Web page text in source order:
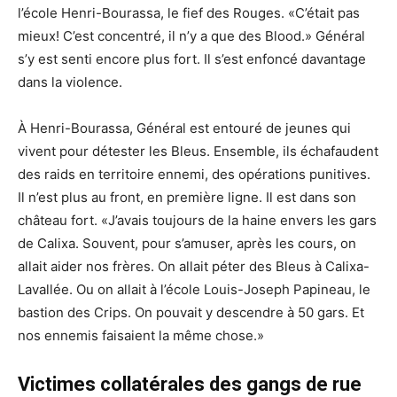
l’école Henri-Bourassa, le fief des Rouges. «C’était pas
mieux! C’est concentré, il n’y a que des Blood.» Général
s’y est senti encore plus fort. Il s’est enfoncé davantage
dans la violence.
À Henri-Bourassa, Général est entouré de jeunes qui
vivent pour détester les Bleus. Ensemble, ils échafaudent
des raids en territoire ennemi, des opérations punitives.
Il n’est plus au front, en première ligne. Il est dans son
château fort. «J’avais toujours de la haine envers les gars
de Calixa. Souvent, pour s’amuser, après les cours, on
allait aider nos frères. On allait péter des Bleus à Calixa-
Lavallée. Ou on allait à l’école Louis-Joseph Papineau, le
bastion des Crips. On pouvait y descendre à 50 gars. Et
nos ennemis faisaient la même chose.»
Victimes collatérales des gangs de rue